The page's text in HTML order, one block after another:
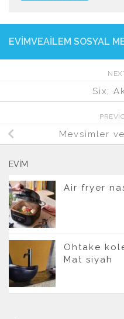
EVIMVEAILEM SOSYAL
Six;
Mevsimler
EVIM
Air fryer
Ohtake
Mat siyah